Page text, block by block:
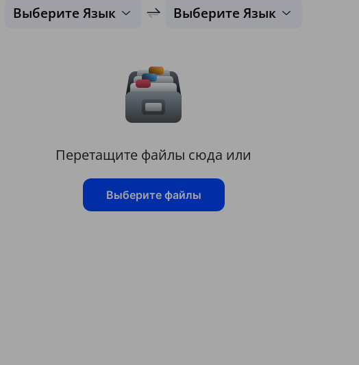
Выберите Язык Выберите Язык
Перетащите файлы сюда или
Выберите файлы